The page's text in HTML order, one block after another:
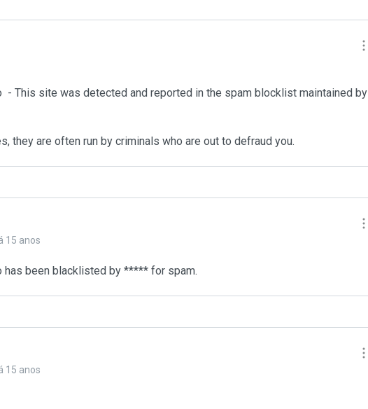
- This site was detected and reported in the spam blocklist maintained by
they are often run by criminals who are out to defraud you.
15 anos
has been blacklisted by ***** for spam.
15 anos